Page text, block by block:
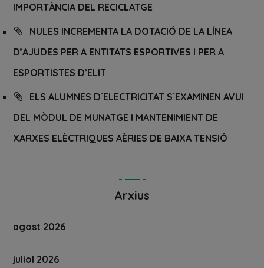
IMPORTÀNCIA DEL RECICLATGE
NULES INCREMENTA LA DOTACIÓ DE LA LÍNEA
D’AJUDES PER A ENTITATS ESPORTIVES I PER A
ESPORTISTES D’ELIT
ELS ALUMNES D´ELECTRICITAT S´EXAMINEN AVUI
DEL MÒDUL DE MUNATGE I MANTENIMIENT DE
XARXES ELÈCTRIQUES AÈRIES DE BAIXA TENSIÓ
Arxius
agost 2026
juliol 2026